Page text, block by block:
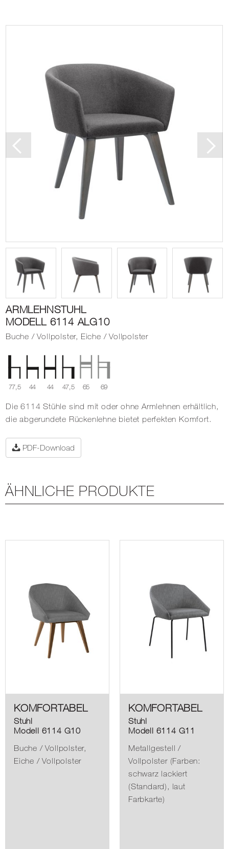
ARMLEHNSTUHL
MODELL 6114 ALG10
Buche / Vollpolster, Eiche / Vollpolster
77,5 44 44 47,5 65 69
Die 6114 Stühle sind mit oder ohne Armlehnen erhältlich,
die abgerundete Rückenlehne bietet perfekten Komfort.
PDF-Download
ÄHNLICHE PRODUKTE
KOMFORTABEL
Stuhl
Modell 6114 G10
Buche / Vollpolster,
Eiche / Vollpolster
KOMFORTABEL
Stuhl
Modell 6114 G11
Metallgestell /
Vollpolster (Farben:
schwarz lackiert
(Standard), laut
Farbkarte)